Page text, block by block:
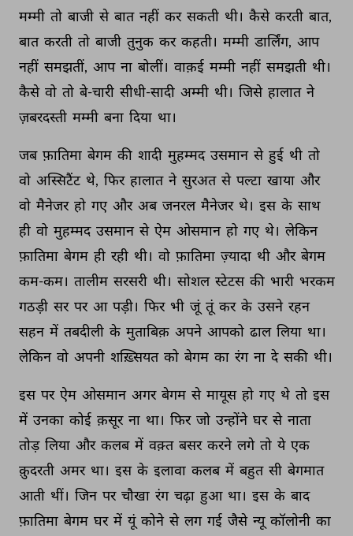
मम्मी तो बाजी से बात नहीं कर सकती थी। कैसे करती बात,
बात करती तो बाजी तुनुक कर कहती। मम्मी डार्लिंग, आप
नहीं समझतीं, आप ना बोलीं। वाक़ई मम्मी नहीं समझती थी।
कैसे वो तो बे-चारी सीधी-सादी अम्मी थी। जिसे हालात ने
ज़बरदस्ती मम्मी बना दिया था।
जब फ़ातिमा बेगम की शादी मुहम्मद उसमान से हुई थी तो
वो अस्सिटैंट थे, फिर हालात ने सुरअत से पल्टा खाया और
वो मैनेजर हो गए और अब जनरल मैनेजर थे। इस के साथ
ही वो मुहम्मद उसमान से ऐम ओसमान हो गए थे। लेकिन
फ़ातिमा बेगम ही रही थी। वो फ़ातिमा ज़्यादा थी और बेगम
कम-कम। तालीम सरसरी थी। सोशल स्टेटस की भारी भरकम
गठड़ी सर पर आ पड़ी। फिर भी जूं तूं कर के उसने रहन
सहन में तबदीली के मुताबिक़ अपने आपको ढाल लिया था।
लेकिन वो अपनी शख़्सियत को बेगम का रंग ना दे सकी थी।
इस पर ऐम ओसमान अगर बेगम से मायूस हो गए थे तो इस
में उनका कोई क़सूर ना था। फिर जो उन्होंने घर से नाता
तोड़ लिया और कलब में वक़्त बसर करने लगे तो ये एक
क़ुदरती अमर था। इस के इलावा कलब में बहुत सी बेगमात
आती थीं। जिन पर चौखा रंग चढ़ा हुआ था। इस के बाद
फ़ातिमा बेगम घर में यूं कोने से लग गई जैसे न्यू कॉलोनी का